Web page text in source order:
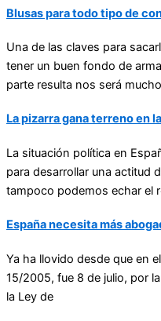
Blusas para todo tipo de
Una de las claves para
tener un buen fondo de
parte resulta nos será
La pizarra gana terreno en
La situación política en
para desarrollar una actitud
tampoco podemos echar el
España necesita más
Ya ha llovido desde que en
15/2005, fue 8 de julio, por
la Ley de